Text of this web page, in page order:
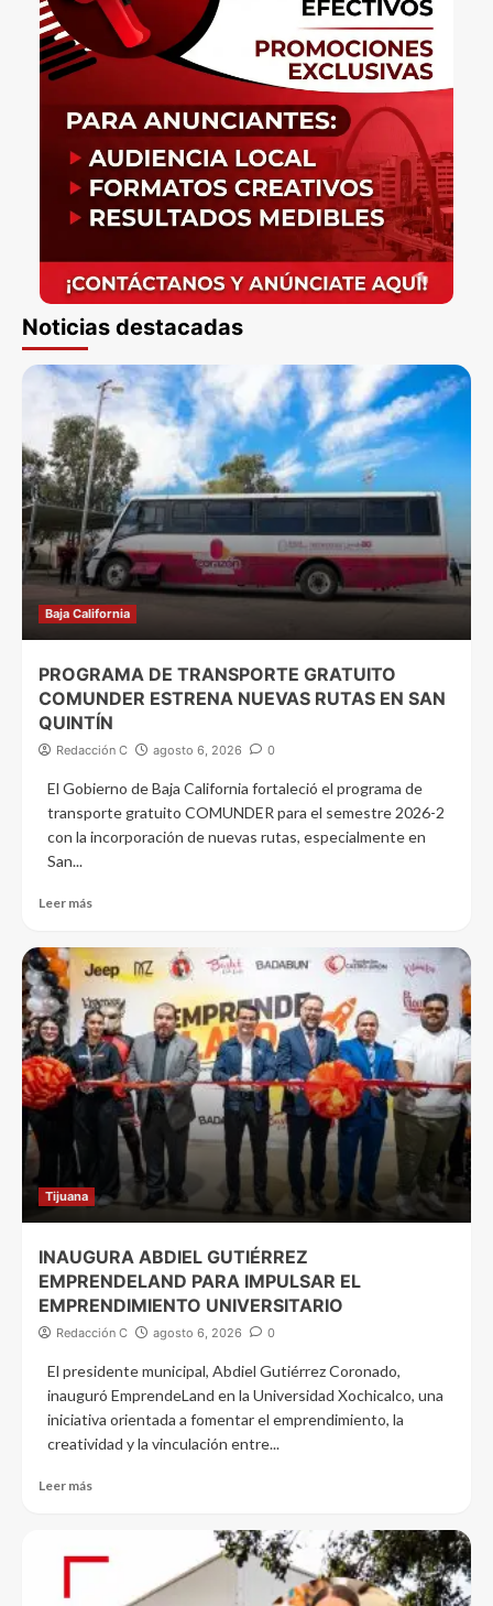
Noticias destacadas
Baja California
PROGRAMA DE TRANSPORTE GRATUITO
COMUNDER ESTRENA NUEVAS RUTAS EN SAN
QUINTÍN
Redacción C agosto 6, 2026 0
El Gobierno de Baja California fortaleció el programa de
transporte gratuito COMUNDER para el semestre 2026-2
con la incorporación de nuevas rutas, especialmente en
San...
Leer más
Tijuana
INAUGURA ABDIEL GUTIÉRREZ
EMPRENDELAND PARA IMPULSAR EL
EMPRENDIMIENTO UNIVERSITARIO
Redacción C agosto 6, 2026 0
El presidente municipal, Abdiel Gutiérrez Coronado,
inauguró EmprendeLand en la Universidad Xochicalco, una
iniciativa orientada a fomentar el emprendimiento, la
creatividad y la vinculación entre...
Leer más